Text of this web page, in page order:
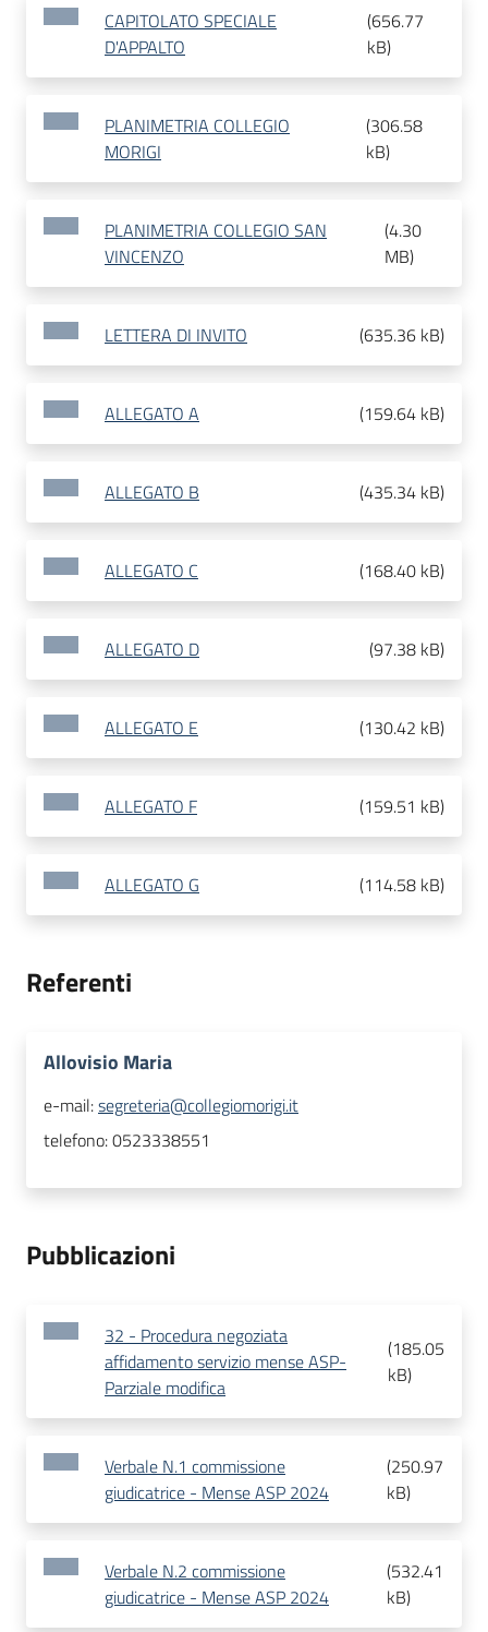
CAPITOLATO SPECIALE
D'APPALTO
(656.77
kB)
PLANIMETRIA COLLEGIO
MORIGI
(306.58
kB)
PLANIMETRIA COLLEGIO SAN
VINCENZO
(4.30
MB)
LETTERA DI INVITO (635.36 kB)
ALLEGATO A (159.64 kB)
ALLEGATO B (435.34 kB)
ALLEGATO C (168.40 kB)
ALLEGATO D (97.38 kB)
ALLEGATO E (130.42 kB)
ALLEGATO F (159.51 kB)
ALLEGATO G (114.58 kB)
Referenti
Allovisio Maria
e-mail:segreteria@collegiomorigi.it
telefono:0523338551
Pubblicazioni
32 - Procedura negoziata
affidamento servizio mense ASP-
Parziale modifica
(185.05
kB)
Verbale N.1 commissione
giudicatrice - Mense ASP 2024
(250.97
kB)
Verbale N.2 commissione
giudicatrice - Mense ASP 2024
(532.41
kB)